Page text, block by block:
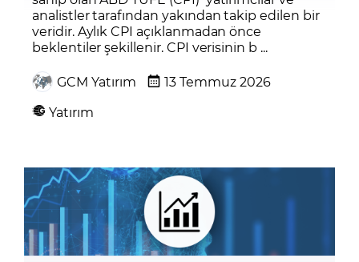
analistler tarafından yakından takip edilen bir
veridir. Aylık CPI açıklanmadan önce
beklentiler şekillenir. CPI verisinin b ...
GCM Yatırım
13 Temmuz 2026
Yatırım